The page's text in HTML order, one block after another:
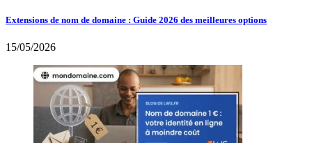
Extensions de nom de domaine : Guide 2026 des meilleures options
15/05/2026